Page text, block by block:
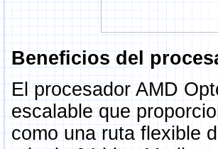
Beneficios del
El procesador AMD
escalable que
como una ruta flexible